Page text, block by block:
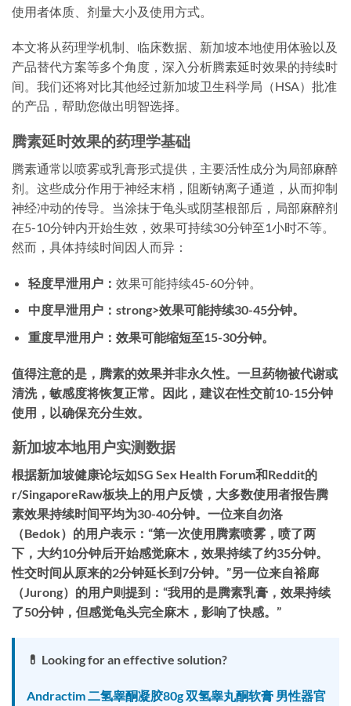
使用者体质、剂量大小及使用方式。
本文将从药理学机制、临床数据、新加坡本地使用体验以及
产品替代方案等多个角度，深入分析腾素延时效果的持续时
间。我们还将对比其他经过新加坡卫生科学局（HSA）批准
的产品，帮助您做出明智选择。
腾素延时效果的药理学基础
腾素通常以喷雾或乳膏形式提供，主要活性成分为局部麻醉
剂。这些成分作用于神经末梢，阻断钠离子通道，从而抑制
神经冲动的传导。当涂抹于龟头或阴茎根部后，局部麻醉剂
在5-10分钟内开始生效，效果可持续30分钟至1小时不等。
然而，具体持续时间因人而异：
轻度早泄用户： 效果可能持续45-60分钟。
中度早泄用户：strong>效果可能持续30-45分钟。
重度早泄用户： 效果可能缩短至15-30分钟。
值得注意的是，腾素的效果并非永久性。一旦药物被代谢或
清洗，敏感度将恢复正常。因此，建议在性交前10-15分钟
使用，以确保充分生效。
新加坡本地用户实测数据
根据新加坡健康论坛如SG Sex Health Forum和Reddit的
r/SingaporeRaw板块上的用户反馈，大多数使用者报告腾
素效果持续时间平均为30-40分钟。一位来自勿洛
（Bedok）的用户表示：“第一次使用腾素喷雾，喷了两
下，大约10分钟后开始感觉麻木，效果持续了约35分钟。
性交时间从原来的2分钟延长到7分钟。”另一位来自裕廊
（Jurong）的用户则提到：“我用的是腾素乳膏，效果持续
了50分钟，但感觉龟头完全麻木，影响了快感。”
💊 Looking for an effective solution?
Andractim 二氢睾酮凝胶80g 双氢睾丸酮软膏 男性器官